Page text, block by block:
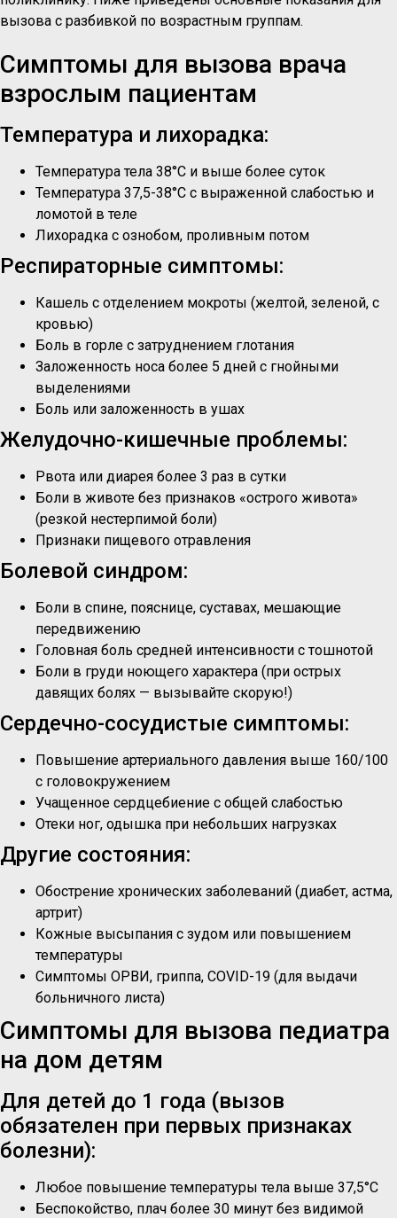
вызова с разбивкой по возрастным группам.
Симптомы для вызова врача
взрослым пациентам
Температура и лихорадка:
Температура тела 38°C и выше более суток
Температура 37,5-38°C с выраженной слабостью и
ломотой в теле
Лихорадка с ознобом, проливным потом
Респираторные симптомы:
Кашель с отделением мокроты (желтой, зеленой, с
кровью)
Боль в горле с затруднением глотания
Заложенность носа более 5 дней с гнойными
выделениями
Боль или заложенность в ушах
Желудочно-кишечные проблемы:
Рвота или диарея более 3 раз в сутки
Боли в животе без признаков «острого живота»
(резкой нестерпимой боли)
Признаки пищевого отравления
Болевой синдром:
Боли в спине, пояснице, суставах, мешающие
передвижению
Головная боль средней интенсивности с тошнотой
Боли в груди ноющего характера (при острых
давящих болях — вызывайте скорую!)
Сердечно-сосудистые симптомы:
Повышение артериального давления выше 160/100
с головокружением
Учащенное сердцебиение с общей слабостью
Отеки ног, одышка при небольших нагрузках
Другие состояния:
Обострение хронических заболеваний (диабет, астма,
артрит)
Кожные высыпания с зудом или повышением
температуры
Симптомы ОРВИ, гриппа, COVID-19 (для выдачи
больничного листа)
Симптомы для вызова педиатра
на дом детям
Для детей до 1 года (вызов
обязателен при первых признаках
болезни):
Любое повышение температуры тела выше 37,5°C
Беспокойство, плач более 30 минут без видимой